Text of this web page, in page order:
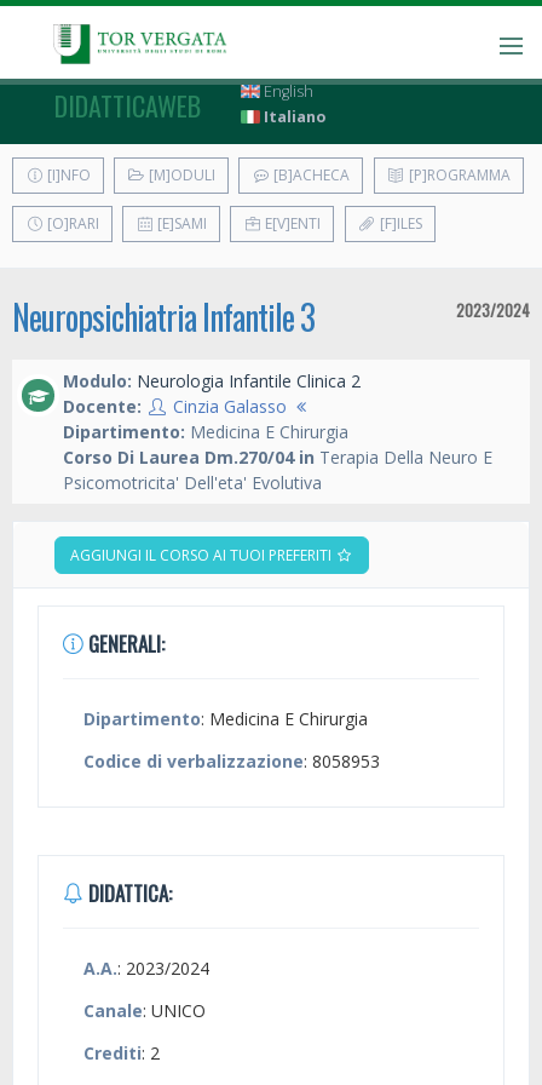
DIDATTICAWEB
English
Italiano
[I]NFO [M]ODULI [B]ACHECA [P]ROGRAMMA
[O]RARI [E]SAMI E[V]ENTI [F]ILES
Neuropsichiatria Infantile 3 2023/2024
Modulo: Neurologia Infantile Clinica 2
Docente:
Cinzia Galasso
Dipartimento: Medicina E Chirurgia
Corso Di Laurea Dm.270/04 in Terapia Della Neuro E
Psicomotricita' Dell'eta' Evolutiva
AGGIUNGI IL CORSO AI TUOI PREFERITI
GENERALI:
Dipartimento: Medicina E Chirurgia
Codice di verbalizzazione: 8058953
DIDATTICA:
A.A.: 2023/2024
Canale: UNICO
Crediti: 2